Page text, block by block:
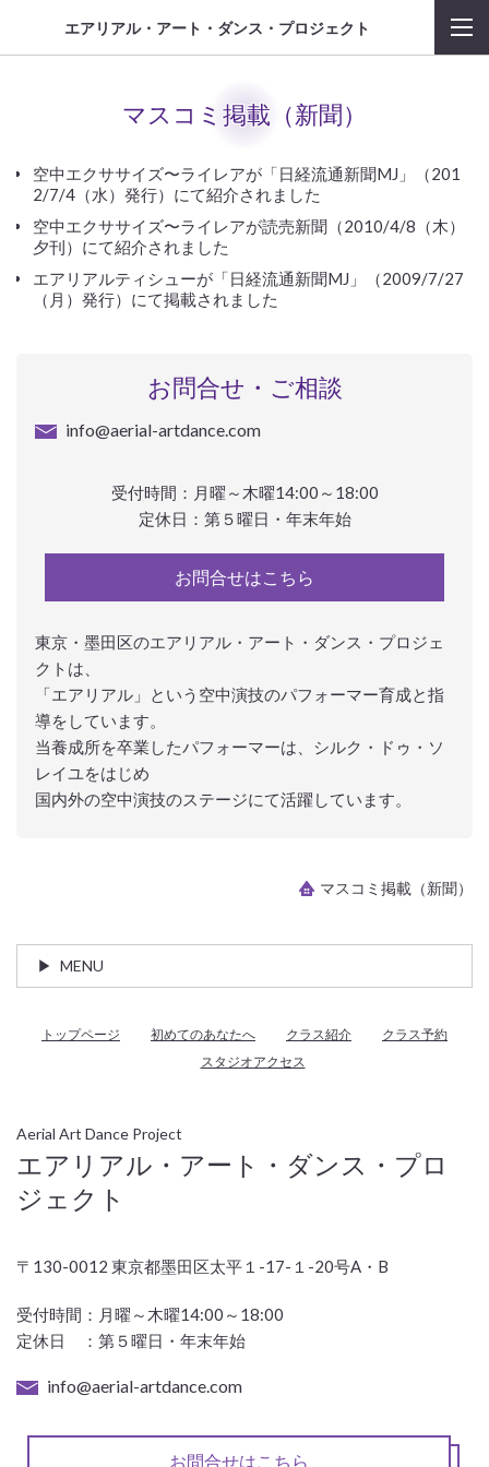
エアリアル・アート・ダンス・プロジェクト
マスコミ掲載（新聞）
空中エクササイズ〜ライレアが「日経流通新聞MJ」（201
2/7/4（水）発行）にて紹介されました
空中エクササイズ〜ライレアが読売新聞（2010/4/8（木）
夕刊）にて紹介されました
エアリアルティシューが「日経流通新聞MJ」（2009/7/27
（月）発行）にて掲載されました
お問合せ・ご相談
info@aerial-artdance.com
受付時間：月曜～木曜14:00～18:00
定休日：第５曜日・年末年始
お問合せはこちら
東京・墨田区のエアリアル・アート・ダンス・プロジェ
クトは、
「エアリアル」という空中演技のパフォーマー育成と指
導をしています。
当養成所を卒業したパフォーマーは、シルク・ドゥ・ソ
レイユをはじめ
国内外の空中演技のステージにて活躍しています。
マスコミ掲載（新聞）
MENU
トップページ 初めてのあなたへ クラス紹介
クラス予約
スタジオアクセス
Aerial Art Dance Project
エアリアル・アート・ダンス・プロ
ジェクト
〒130-0012 東京都墨田区太平１-17-１-20号A・B
受付時間： 月曜～木曜14:00～18:00
定休日 ：第５曜日・年末年始
info@aerial-artdance.com
お問合せはこちら